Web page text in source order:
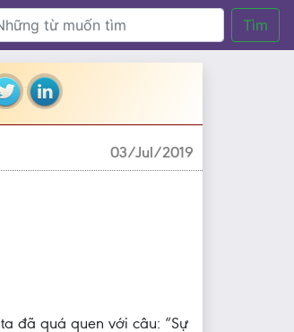
Tìm
03/Jul/2019
đã quá quen với câu: “Sự